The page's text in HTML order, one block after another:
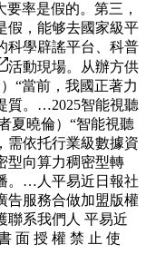
要率是假的。第三，
假，能够去國家級平
科學辟謠平台、科普
活動現場。从辦方供
“當前，我國正著力
質。…2025智能視聽
夏曉倫）“智能視聽
需依托行業級數據資
型向算力稠密型轉
。…人平易近日報社
告服務合做加盟版權
聯系我們人 平易近
面 授 權 禁 止 使